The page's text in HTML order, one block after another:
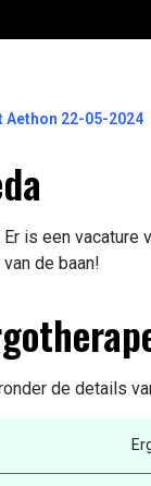
Aethon 22-05-2024
is een vacature
de baan!
de details